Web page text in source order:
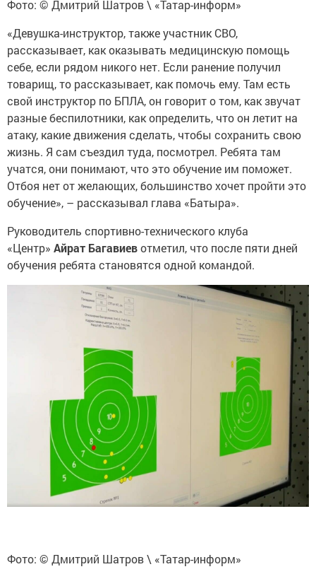
Фото: © Дмитрий Шатров \ «Татар-информ»
«Девушка-инструктор, также участник СВО,
рассказывает, как оказывать медицинскую помощь
себе, если рядом никого нет. Если ранение получил
товарищ, то рассказывает, как помочь ему. Там есть
свой инструктор по БПЛА, он говорит о том, как звучат
разные беспилотники, как определить, что он летит на
атаку, какие движения сделать, чтобы сохранить свою
жизнь. Я сам съездил туда, посмотрел. Ребята там
учатся, они понимают, что это обучение им поможет.
Отбоя нет от желающих, большинство хочет пройти это
обучение», – рассказывал глава «Батыра».
Руководитель спортивно-технического клуба
«Центр» Айрат Багавиевотметил, что после пяти дней
обучения ребята становятся одной командой.
Фото: © Дмитрий Шатров \ «Татар-информ»